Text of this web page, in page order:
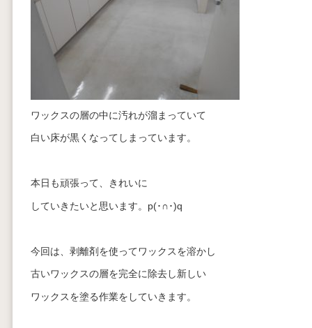
ワックスの層の中に汚れが溜まっていて
白い床が黒くなってしまっています。
本日も頑張って、きれいに
していきたいと思います。p(･∩･)q
今回は、剥離剤を使ってワックスを溶かし
古いワックスの層を完全に除去し新しい
ワックスを塗る作業をしていきます。